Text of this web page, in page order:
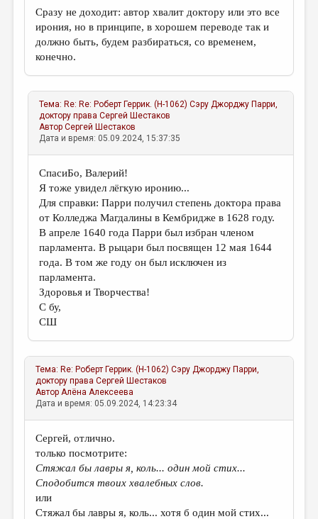
Сразу не доходит: автор хвалит доктору или это все
ирония, но в принципе, в хорошем переводе так и
должно быть, будем разбираться, со временем,
конечно.
Тема: Re: Re: Роберт Геррик. (Н-1062) Сэру Джорджу Парри,
доктору права Сергей Шестаков
АвторСергей Шестаков
Дата и время: 05.09.2024, 15:37:35
СпасиБо, Валерий!
Я тоже увидел лёгкую иронию...
Для справки: Парри получил степень доктора права
от Колледжа Магдалины в Кембридже в 1628 году.
В апреле 1640 года Парри был избран членом
парламента. В рыцари был посвящен 12 мая 1644
года. В том же году он был исключен из
парламента.
Здоровья и Творчества!
С бу,
СШ
Тема: Re: Роберт Геррик. (Н-1062) Сэру Джорджу Парри,
доктору права Сергей Шестаков
АвторАлёна Алексеева
Дата и время: 05.09.2024, 14:23:34
Сергей, отлично.
только посмотрите:
Стяжал бы лавры я, коль... один мой стих...
Сподобится твоих хвалебных слов.
или
Стяжал бы лавры я, коль... хотя б один мой стих...